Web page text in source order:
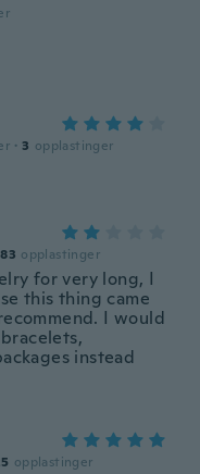
· 3 opplastinger
83 opplastinger
for very long, I
this thing came
I would
instead
opplastinger